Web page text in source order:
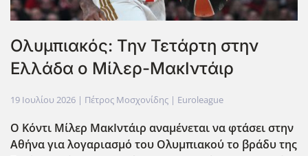
Ολυμπιακός: Την Τετάρτη στην
Ελλάδα ο Μίλερ-ΜακΙντάιρ
19 Ιουλίου 2026 | Πέτρος Μοσχονίδης | Euroleague
Ο Κόντι Μίλερ ΜακΙντάιρ αναμένεται να φτάσει στην
Αθ΄ηνα για λογαριασμό του Ολυμπιακού το βράδυ της